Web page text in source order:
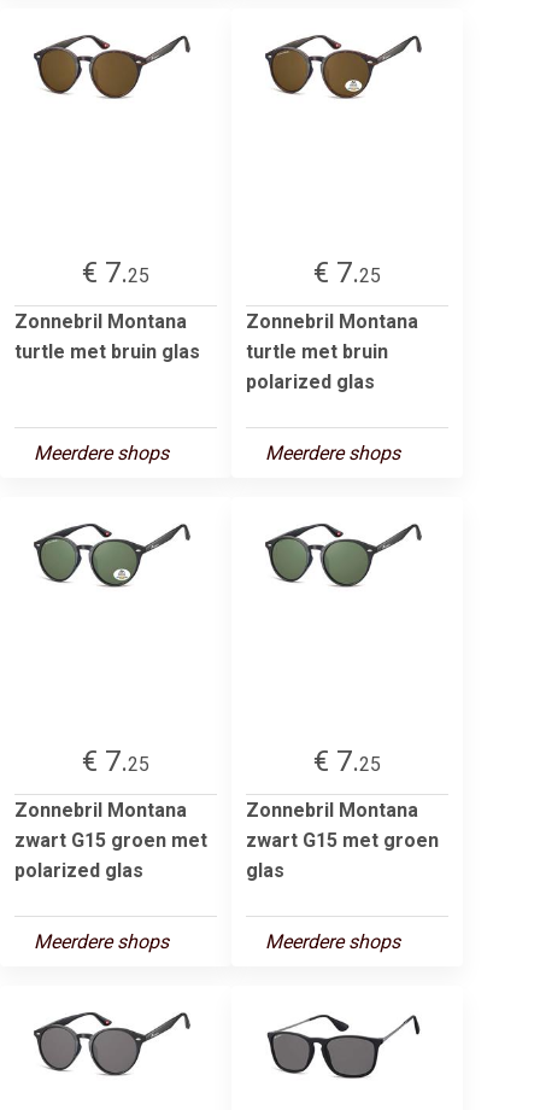
€ 7.25
Zonnebril Montana
turtle met bruin glas
Meerdere shops
€ 7.25
Zonnebril Montana
turtle met bruin
polarized glas
Meerdere shops
€ 7.25
Zonnebril Montana
zwart G15 groen met
polarized glas
Meerdere shops
€ 7.25
Zonnebril Montana
zwart G15 met groen
glas
Meerdere shops